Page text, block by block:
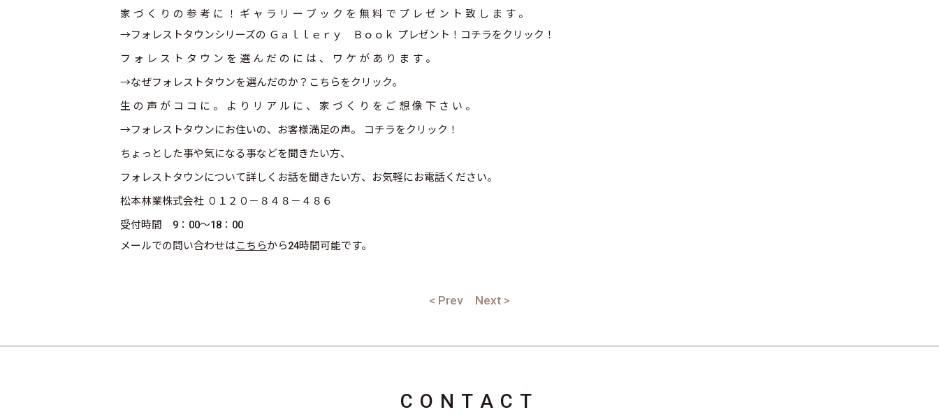
家 づ く り の 参 考 に ！ ギ ャ ラ リ ー ブ ッ ク を 無 料 で プ レ ゼ ン ト 致 し ま す 。
→フォレストタウンシリーズの Ｇａｌｌｅｒｙ Ｂｏｏｋ プレゼント！コチラをクリック！
フ ォ レ ス ト タ ウ ン を 選 ん だ の に は 、 ワ ケ が あ り ま す 。
→なぜフォレストタウンを選んだのか？こちらをクリック。
生 の 声 が コ コ に 。 よ り リ ア ル に 、 家 づ く り を ご 想 像 下 さ い 。
→フォレストタウンにお住いの、お客様満足の声。 コチラをクリック！
ちょっとした事や気になる事などを聞きたい方、
フォレストタウンについて詳しくお話を聞きたい方、お気軽にお電話ください。
松本林業株式会社 ０１２０－８４８－４８６
受付時間 9：00～18：00
メールでの問い合わせはこちらから24時間可能です。
< Prev Next >
CONTACT